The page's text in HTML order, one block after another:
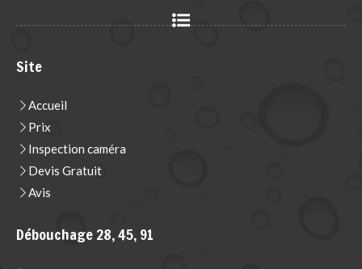
Site
Accueil
Prix
Inspection caméra
Devis Gratuit
Avis
Débouchage 28, 45, 91